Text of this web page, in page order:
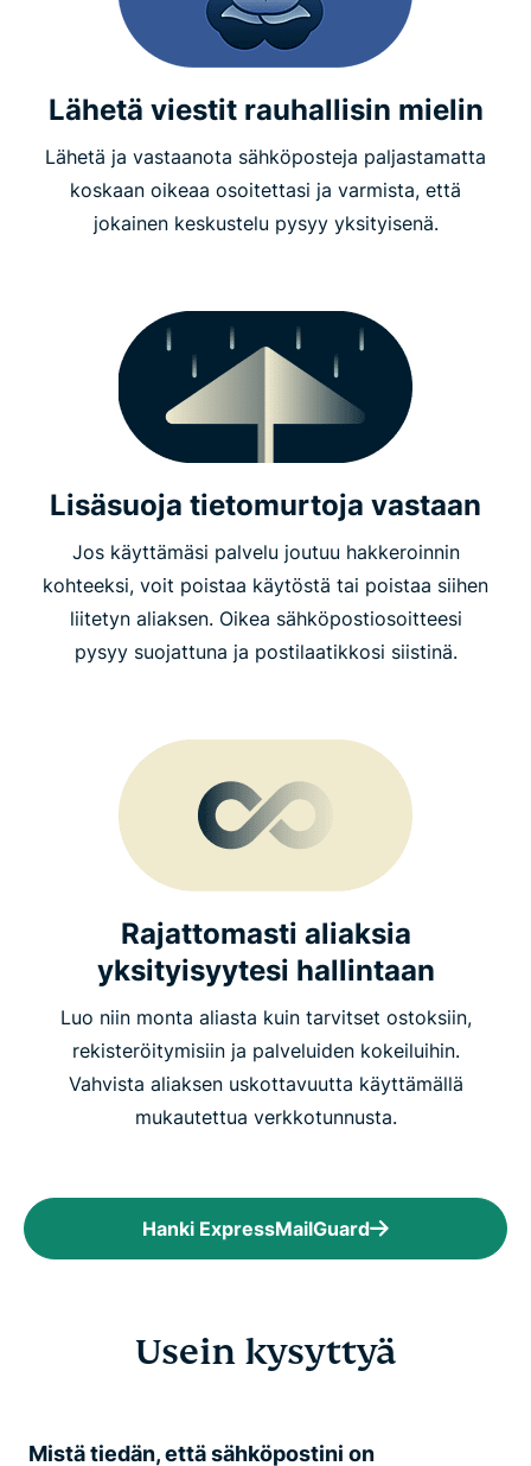
Lähetä viestit rauhallisin mielin
Lähetä ja vastaanota sähköposteja paljastamatta
koskaan oikeaa osoitettasi ja varmista, että
jokainen keskustelu pysyy yksityisenä.
Lisäsuoja tietomurtoja vastaan
Jos käyttämäsi palvelu joutuu hakkeroinnin
kohteeksi, voit poistaa käytöstä tai poistaa siihen
liitetyn aliaksen. Oikea sähköpostiosoitteesi
pysyy suojattuna ja postilaatikkosi siistinä.
Rajattomasti aliaksia
yksityisyytesi hallintaan
Luo niin monta aliasta kuin tarvitset ostoksiin,
rekisteröitymisiin ja palveluiden kokeiluihin.
Vahvista aliaksen uskottavuutta käyttämällä
mukautettua verkkotunnusta.
Hanki ExpressMailGuard
Usein kysyttyä
Mistä tiedän, että sähköpostini on